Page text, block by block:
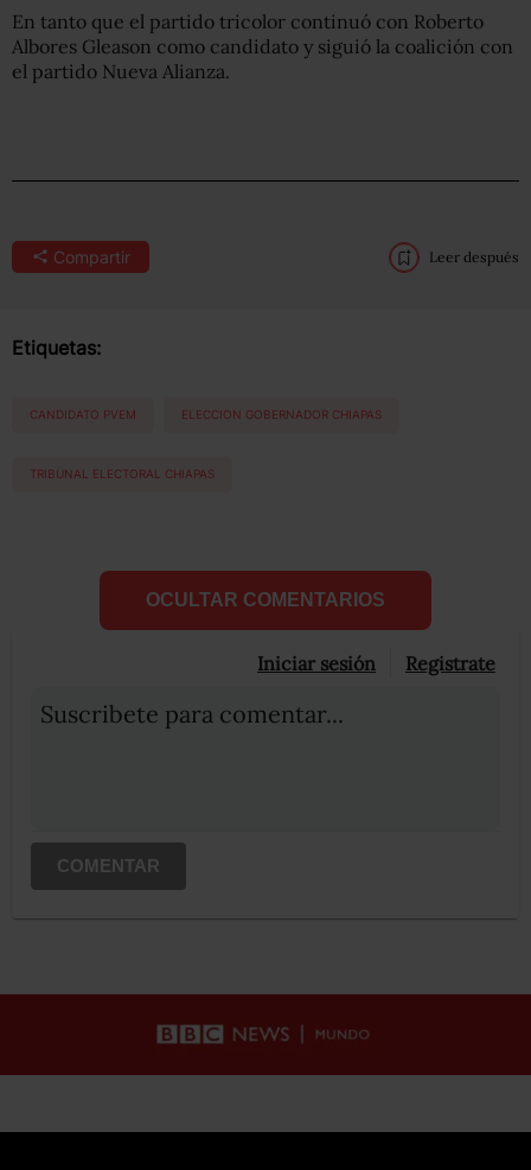
En tanto que el partido tricolor continuó con Roberto
Albores Gleason como candidato y siguió la coalición con
el partido Nueva Alianza.
Compartir Leer después
Etiquetas:
CANDIDATO PVEM ELECCION GOBERNADOR CHIAPAS
TRIBUNAL ELECTORAL CHIAPAS
OCULTAR COMENTARIOS
Iniciar sesión Registrate
Suscribete para comentar...
COMENTAR